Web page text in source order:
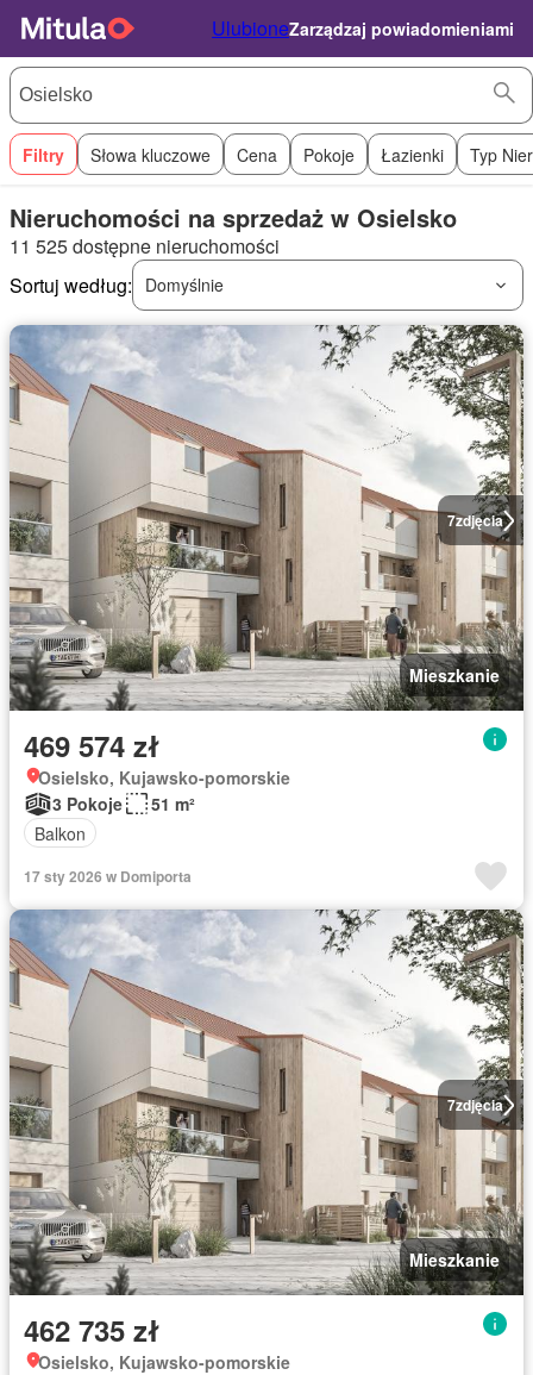
UlubioneZarządzaj powiadomieniami
Filtry Słowa kluczowe Cena Pokoje Łazienki Typ
Nieruchomości na sprzedaż w Osielsko
11 525 dostępne nieruchomości
Sortuj według:
Domyślnie
7zdjęcia
Mieszkanie
469 574 zł
Osielsko, Kujawsko-pomorskie
3 Pokoje
51 m²
Balkon
17 sty 2026 w Domiporta
7zdjęcia
Mieszkanie
462 735 zł
Osielsko, Kujawsko-pomorskie